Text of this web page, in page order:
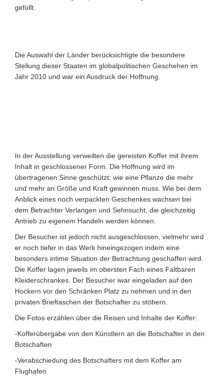
gefüllt.
Die Auswahl der Länder berücksichtigte die besondere
Stellung dieser Staaten im globalpolitischen Geschehen im
Jahr 2010 und war ein Ausdruck der Hoffnung.
In der Ausstellung verweilten die gereisten Koffer mit ihrem
Inhalt in geschlossener Form. Die Hoffnung wird im
übertragenen Sinne geschützt; wie eine Pflanze die mehr
und mehr an Größe und Kraft gewinnen muss. Wie bei dem
Anblick eines noch verpackten Geschenkes wachsen bei
dem Betrachter Verlangen und Sehnsucht, die gleichzeitig
Antrieb zu eigenem Handeln werden können.
Der Besucher ist jedoch nicht ausgeschlossen, vielmehr wird
er noch tiefer in das Werk hineingezogen indem eine
besonders intime Situation der Betrachtung geschaffen wird.
Die Koffer lagen jeweils im obersten Fach eines Faltbaren
Kleiderschrankes. Der Besucher iwar eingeladen auf den
Hockern vor den Schränken Platz zu nehmen und in den
privaten Brieftaschen der Botschafter zu stöbern.
Die Fotos erzählen über die Reisen und Inhalte der Koffer:
-Kofferübergabe von den Künstlern an die Botschafter in den
Botschaften
-Verabschiedung des Botschafters mit dem Koffer am
Flughafen